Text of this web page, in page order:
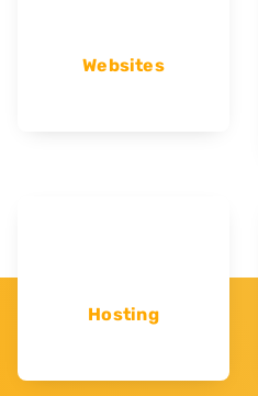
Websites
Hosting